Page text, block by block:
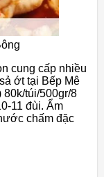
cung cấp nhiều
ớt tại Bếp Mê
túi/500gr/8
11 đùi. Ẩm
chấm đặc